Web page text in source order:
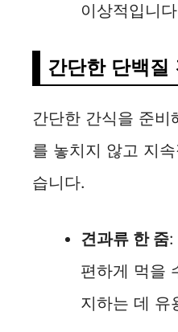
이상적입니
간단한 단백질
간단한 간식을 준비
를 놓치지 않고 지
습니다.
견과류 한 줌:
편하게 먹을
지하는 데 유